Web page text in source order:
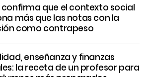
confirma que el contexto social
más que las notas con la
como contrapeso
enseñanza y finanzas
la receta de un profesor para